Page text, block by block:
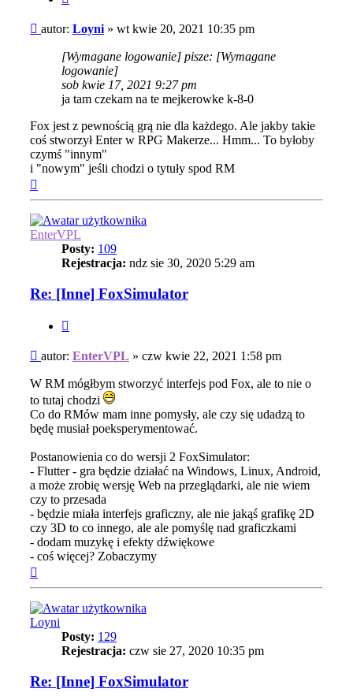
Post
autor: Loyni » wt kwie 20, 2021 10:35 pm
[Wymagane logowanie] pisze: [Wymagane
logowanie]
sob kwie 17, 2021 9:27 pm
ja tam czekam na te mejkerowke k-8-0
Fox jest z pewnością grą nie dla każdego. Ale jakby takie
coś stworzył Enter w RPG Makerze... Hmm... To byłoby
czymś "innym"
i "nowym" jeśli chodzi o tytuły spod RM
EnterVPL
Posty: 109
Rejestracja: ndz sie 30, 2020 5:29 am
Re: [Inne] FoxSimulator
Post
autor: EnterVPL » czw kwie 22, 2021 1:58 pm
W RM mógłbym stworzyć interfejs pod Fox, ale to nie o
to tutaj chodzi
Co do RMów mam inne pomysły, ale czy się udadzą to
będę musiał poeksperymentować.
Postanowienia co do wersji 2 FoxSimulator:
- Flutter - gra będzie działać na Windows, Linux, Android,
a może zrobię wersję Web na przeglądarki, ale nie wiem
czy to przesada
- będzie miała interfejs graficzny, ale nie jakąś grafikę 2D
czy 3D to co innego, ale ale pomyślę nad graficzkami
- dodam muzykę i efekty dźwiękowe
- coś więcej? Zobaczymy
Loyni
Posty: 129
Rejestracja: czw sie 27, 2020 10:35 pm
Re: [Inne] FoxSimulator